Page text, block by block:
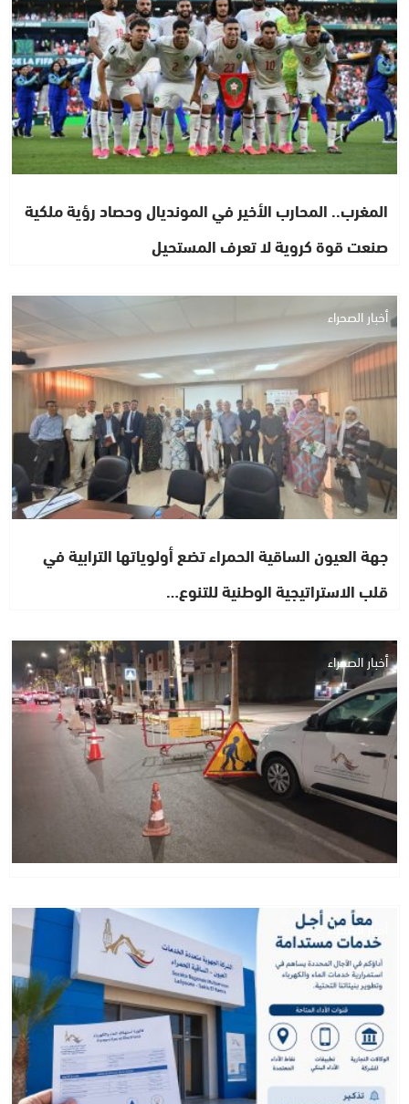
المغرب.. المحارب الأخير في المونديال وحصاد رؤية ملكية
صنعت قوة كروية لا تعرف المستحيل
أخبار الصحراء
جهة العيون الساقية الحمراء تضع أولوياتها الترابية في
قلب الاستراتيجية الوطنية للتنوع…
أخبار الصحراء
أخبار الصحراء